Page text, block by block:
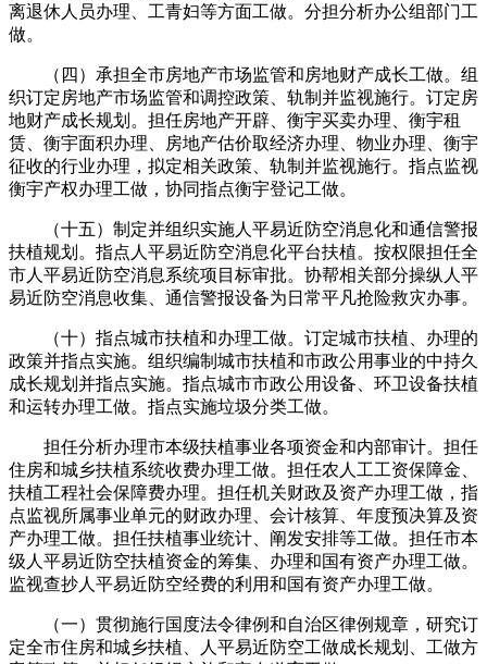
离退休人员办理、工青妇等方面工做。分担分析办公组部门工
做。
（四）承担全市房地产市场监管和房地财产成长工做。组
织订定房地产市场监管和调控政策、轨制并监视施行。订定房
地财产成长规划。担任房地产开辟、衡宇买卖办理、衡宇租
赁、衡宇面积办理、房地产估价取经济办理、物业办理、衡宇
征收的行业办理，拟定相关政策、轨制并监视施行。指点监视
衡宇产权办理工做，协同指点衡宇登记工做。
（十五）制定并组织实施人平易近防空消息化和通信警报
扶植规划。指点人平易近防空消息化平台扶植。按权限担任全
市人平易近防空消息系统项目标审批。协帮相关部分操纵人平
易近防空消息收集、通信警报设备为日常平凡抢险救灾办事。
（十）指点城市扶植和办理工做。订定城市扶植、办理的
政策并指点实施。组织编制城市扶植和市政公用事业的中持久
成长规划并指点实施。指点城市市政公用设备、环卫设备扶植
和运转办理工做。指点实施垃圾分类工做。
担任分析办理市本级扶植事业各项资金和内部审计。担任
住房和城乡扶植系统收费办理工做。担任农人工工资保障金、
扶植工程社会保障费办理。担任机关财政及资产办理工做，指
点监视所属事业单元的财政办理、会计核算、年度预决算及资
产办理工做。担任扶植事业统计、阐发安排等工做。担任市本
级人平易近防空扶植资金的筹集、办理和国有资产办理工做。
监视查抄人平易近防空经费的利用和国有资产办理工做。
（一）贯彻施行国度法令律例和自治区律例规章，研究订
定全市住房和城乡扶植、人平易近防空工做成长规划、工做方